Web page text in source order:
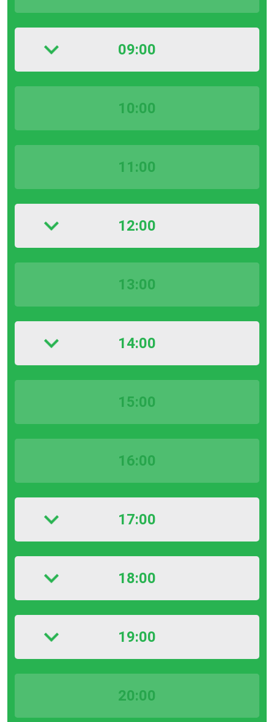
09:00
10:00
11:00
12:00
13:00
14:00
15:00
16:00
17:00
18:00
19:00
20:00